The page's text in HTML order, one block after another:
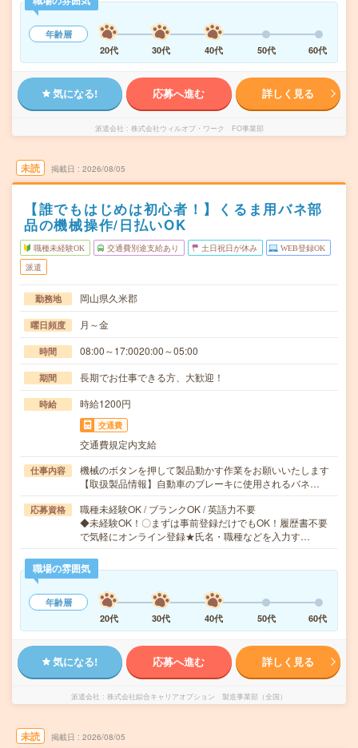
年齢層
20代
30代 40代 50代 60代
気になる! 応募へ進む 詳しく見る
派遣会社 株式会社ウィルオブ・ワーク FO事業部
未読 掲載日 2026/08/05
【誰でもはじめは初心者！】くるま用バネ部
品の機械操作/日払いOK
職種未経験OK 交通費別途支給あり 土日祝日が休み WEB登録OK
派遣
勤務地 岡山県久米郡
曜日頻度 月～金
時間 08:00～17:0020:00～05:00
期間 長期でお仕事できる方、大歓迎！
時給 時給1200円
交通費
交通費規定内支給
仕事内容
機械のボタンを押して製品動かす作業をお願いいたします
【取扱製品情報】自動車のブレーキに使用されるバネ…
応募資格
職種未経験OK / ブランクOK / 英語力不要
◆未経験OK！〇まずは事前登録だけでもOK！履歴書不要
で気軽にオンライン登録★氏名・職種などを入力す…
職場の雰囲気
年齢層
20代
30代 40代 50代 60代
気になる! 応募へ進む 詳しく見る
派遣会社 株式会社綜合キャリアオプション 製造事業部（全国）
未読 掲載日 2026/08/05